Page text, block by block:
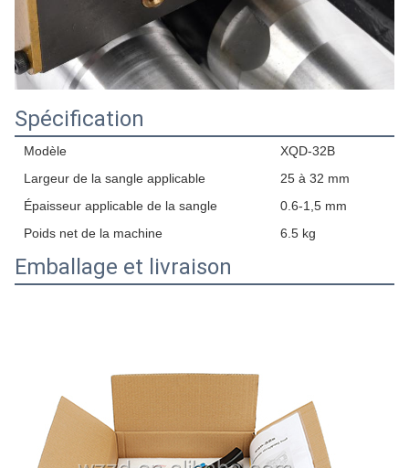
Spécification
Modèle
XQD-32B
Largeur de la sangle applicable
25 à 32 mm
Épaisseur applicable de la sangle
0.6-1,5 mm
Poids net de la machine
6.5 kg
Emballage et livraison